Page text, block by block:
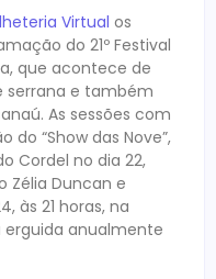
Virtual os
do 21º Festival
que acontece de
serrana e também
As sessões com
do “Show das Nove”,
Cordel no dia 22,
Zélia Duncan e
às 21 horas, na
erguida anualmente